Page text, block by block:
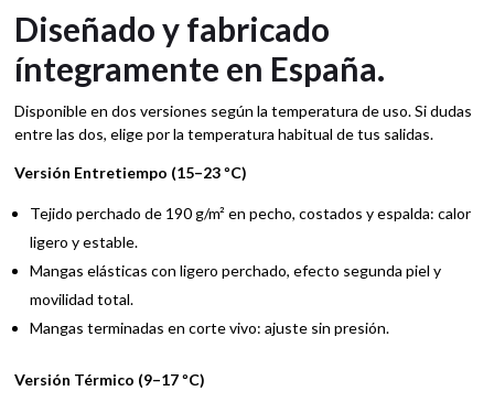
Diseñado y fabricado
íntegramente en España.
Disponible en dos versiones según la temperatura de uso. Si dudas
entre las dos, elige por la temperatura habitual de tus salidas.
Versión Entretiempo (15–23 ºC)
Tejido perchado de 190 g/m² en pecho, costados y espalda: calor
ligero y estable.
Mangas elásticas con ligero perchado, efecto segunda piel y
movilidad total.
Mangas terminadas en corte vivo: ajuste sin presión.
Versión Térmico (9–17 ºC)